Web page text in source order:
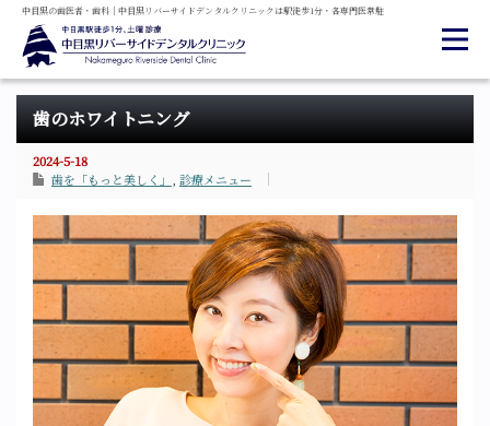
中目黒の歯医者・ 歯科 ｜ 中目黒リバーサイドデンタルクリニックは駅徒歩1分・ 各専門医常駐
歯のホワイトニング
2024-5-18
歯を「もっと美しく」
診療メニュー